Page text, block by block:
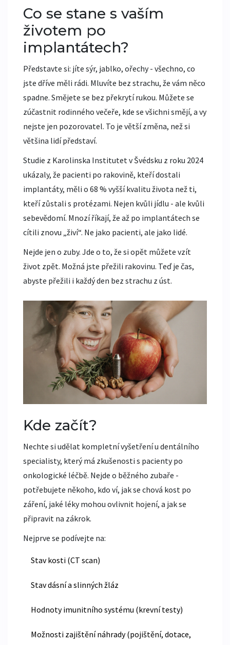
Co se stane s vaším
životem po
implantátech?
Představte si: jíte sýr, jablko, ořechy - všechno, co
jste dříve měli rádi. Mluvíte bez strachu, že vám něco
spadne. Smějete se bez překrytí rukou. Můžete se
zúčastnit rodinného večeře, kde se všichni smějí, a vy
nejste jen pozorovatel. To je větší změna, než si
většina lidí představí.
Studie z Karolinska Institutet v Švédsku z roku 2024
ukázaly, že pacienti po rakovině, kteří dostali
implantáty, měli o 68 % vyšší kvalitu života než ti,
kteří zůstali s protézami. Nejen kvůli jídlu - ale kvůli
sebevědomí. Mnozí říkají, že až po implantátech se
cítili znovu „živí“. Ne jako pacienti, ale jako lidé.
Nejde jen o zuby. Jde o to, že si opět můžete vzít
život zpět. Možná jste přežili rakovinu. Teď je čas,
abyste přežili i každý den bez strachu z úst.
Kde začít?
Nechte si udělat kompletní vyšetření u dentálního
specialisty, který má zkušenosti s pacienty po
onkologické léčbě. Nejde o běžného zubaře -
potřebujete někoho, kdo ví, jak se chová kost po
záření, jaké léky mohou ovlivnit hojení, a jak se
připravit na zákrok.
Nejprve se podívejte na:
Stav kosti (CT scan)
Stav dásní a slinných žláz
Hodnoty imunitního systému (krevní testy)
Možnosti zajištění náhrady (pojištění, dotace,